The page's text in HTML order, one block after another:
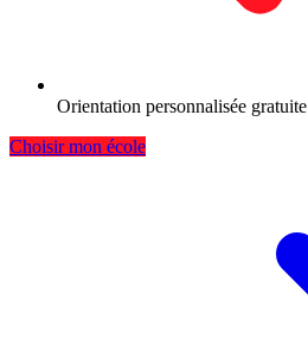
Orientation personnalisée gratuite
Choisir mon école